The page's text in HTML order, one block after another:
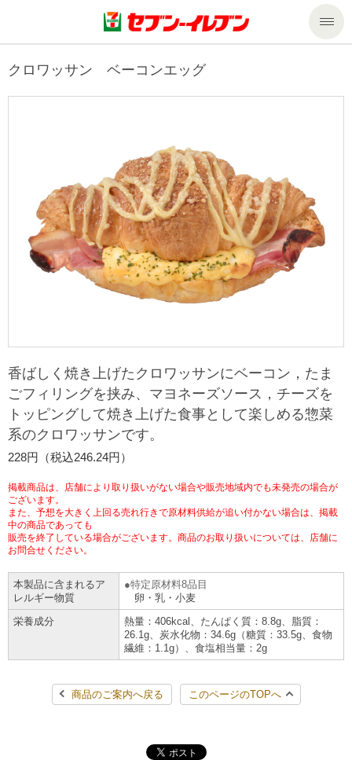
商品のご案内
来週の新商品
商品カテゴリ一覧
セブンプレミアム
ギフト
プリペイドカード・金券
ニンテンドー・ダウンロードカード
サービストップ
nanacoトップ
マルチコピー機でできること
コピー
プリント
スキャン
ファクス
チケット
プリペイドサービス
行政サービス
宅配便
切手・はがき・印紙
セブン銀行ATM
ご利用可能なお支払い方法
各種料金のお支払い
スマホプリペイド
レジでApple Accountにチャージ
チケットサービス
セブンチケット
チケットぴあ
イープラス
CNプレイガイド
JTB
セブン‐イレブンでお受取り
タワーレコード
セブンネットショッピング
停電時のサービス停止のお知らせ
企業情報
企業情報トップ
ニュースリリース
企業理念
会社概要
貸借対照表・損益計算書
沿革
国内店舗数
売上高、店舗数推移
セブン‐イレブンの海外事業
データで見るセブン‐イレブン
私たちの取組み
サステナビリティ
セブン＆アイ・ホールディングスの重点課題
サステナビリティ活動基本方針
サステナビリティ推進体制
GREEN CHALLENGE 2050
4VISIONS
サステナビリティニュース
サステナビリティレポート
報告書ライブラリー
加盟店オーナー募集 物件募集・購入
アルバイト情報
お問い合わせ
Language
English (Corporate)
English (Services)
中文[繁體字](服務)
ภาษาไทย(บริการ)
クロワッサン ベーコンエッグ
香ばしく焼き上げたクロワッサンにベーコン，たま
ごフィリングを挟み、マヨネーズソース，チーズを
トッピングして焼き上げた食事として楽しめる惣菜
系のクロワッサンです。
228円（税込246.24円）
掲載商品は、店舗により取り扱いがない場合や販売地域内でも未発売の場合が
ございます。
また、予想を大きく上回る売れ行きで原材料供給が追い付かない場合は、掲載
中の商品であっても
販売を終了している場合がございます。商品のお取り扱いについては、店舗に
お問合せください。
本製品に含まれるア
レルギー物質
特定原材料8品目
卵・乳・小麦
栄養成分
熱量：406kcal、たんぱく質：8.8g、脂質：
26.1g、炭水化物：34.6g（糖質：33.5g、食物
繊維：1.1g）、食塩相当量：2g
商品のご案内へ戻る このページのTOPへ